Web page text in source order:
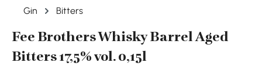
Gin Bitters
Fee Brothers Whisky Barrel Aged
Bitters 17,5% vol. 0,15l